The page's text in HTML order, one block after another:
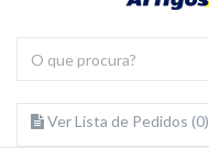
Ver Lista de Pedidos (0)